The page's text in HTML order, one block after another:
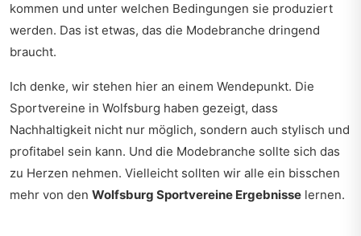
kommen und unter welchen Bedingungen sie produziert
werden. Das ist etwas, das die Modebranche dringend
braucht.
Ich denke, wir stehen hier an einem Wendepunkt. Die
Sportvereine in Wolfsburg haben gezeigt, dass
Nachhaltigkeit nicht nur möglich, sondern auch stylisch und
profitabel sein kann. Und die Modebranche sollte sich das
zu Herzen nehmen. Vielleicht sollten wir alle ein bisschen
mehr von den Wolfsburg Sportvereine Ergebnisse lernen.